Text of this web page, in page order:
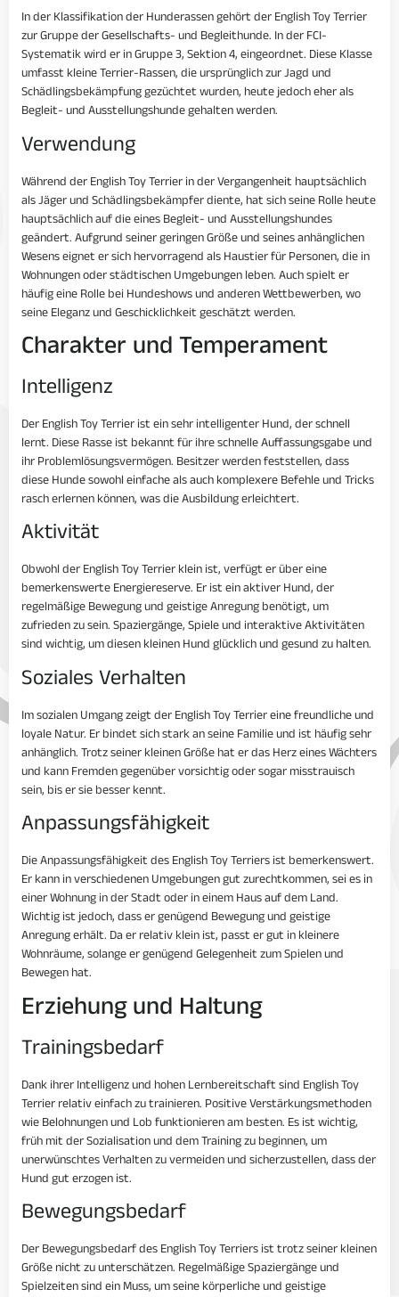
In der Klassifikation der Hunderassen gehört der English Toy Terrier
zur Gruppe der Gesellschafts- und Begleithunde. In der FCI-
Systematik wird er in Gruppe 3, Sektion 4, eingeordnet. Diese Klasse
umfasst kleine Terrier-Rassen, die ursprünglich zur Jagd und
Schädlingsbekämpfung gezüchtet wurden, heute jedoch eher als
Begleit- und Ausstellungshunde gehalten werden.
Verwendung
Während der English Toy Terrier in der Vergangenheit hauptsächlich
als Jäger und Schädlingsbekämpfer diente, hat sich seine Rolle heute
hauptsächlich auf die eines Begleit- und Ausstellungshundes
geändert. Aufgrund seiner geringen Größe und seines anhänglichen
Wesens eignet er sich hervorragend als Haustier für Personen, die in
Wohnungen oder städtischen Umgebungen leben. Auch spielt er
häufig eine Rolle bei Hundeshows und anderen Wettbewerben, wo
seine Eleganz und Geschicklichkeit geschätzt werden.
Charakter und Temperament
Intelligenz
Der English Toy Terrier ist ein sehr intelligenter Hund, der schnell
lernt. Diese Rasse ist bekannt für ihre schnelle Auffassungsgabe und
ihr Problemlösungsvermögen. Besitzer werden feststellen, dass
diese Hunde sowohl einfache als auch komplexere Befehle und Tricks
rasch erlernen können, was die Ausbildung erleichtert.
Aktivität
Obwohl der English Toy Terrier klein ist, verfügt er über eine
bemerkenswerte Energiereserve. Er ist ein aktiver Hund, der
regelmäßige Bewegung und geistige Anregung benötigt, um
zufrieden zu sein. Spaziergänge, Spiele und interaktive Aktivitäten
sind wichtig, um diesen kleinen Hund glücklich und gesund zu halten.
Soziales Verhalten
Im sozialen Umgang zeigt der English Toy Terrier eine freundliche und
loyale Natur. Er bindet sich stark an seine Familie und ist häufig sehr
anhänglich. Trotz seiner kleinen Größe hat er das Herz eines Wächters
und kann Fremden gegenüber vorsichtig oder sogar misstrauisch
sein, bis er sie besser kennt.
Anpassungsfähigkeit
Die Anpassungsfähigkeit des English Toy Terriers ist bemerkenswert.
Er kann in verschiedenen Umgebungen gut zurechtkommen, sei es in
einer Wohnung in der Stadt oder in einem Haus auf dem Land.
Wichtig ist jedoch, dass er genügend Bewegung und geistige
Anregung erhält. Da er relativ klein ist, passt er gut in kleinere
Wohnräume, solange er genügend Gelegenheit zum Spielen und
Bewegen hat.
Erziehung und Haltung
Trainingsbedarf
Dank ihrer Intelligenz und hohen Lernbereitschaft sind English Toy
Terrier relativ einfach zu trainieren. Positive Verstärkungsmethoden
wie Belohnungen und Lob funktionieren am besten. Es ist wichtig,
früh mit der Sozialisation und dem Training zu beginnen, um
unerwünschtes Verhalten zu vermeiden und sicherzustellen, dass der
Hund gut erzogen ist.
Bewegungsbedarf
Der Bewegungsbedarf des English Toy Terriers ist trotz seiner kleinen
Größe nicht zu unterschätzen. Regelmäßige Spaziergänge und
Spielzeiten sind ein Muss, um seine körperliche und geistige